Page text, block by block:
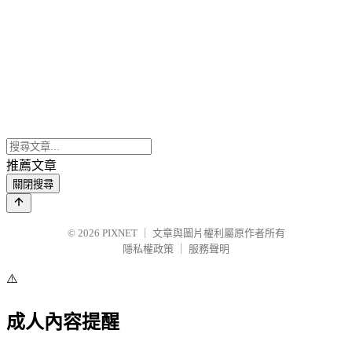
推薦文章
關閉搜尋
© 2026 PIXNET
文章與圖片權利屬原作者所有
隱私權政策
服務聲明
⚠️
成人內容提醒